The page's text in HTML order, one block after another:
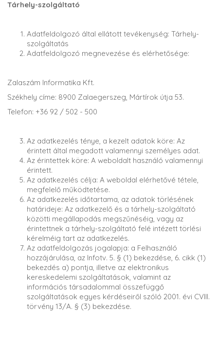
Tárhely-szolgáltató
Adatfeldolgozó által ellátott tevékenység: Tárhely-
szolgáltatás
Adatfeldolgozó megnevezése és elérhetősége:
Zalaszám Informatika Kft.
Székhely címe: 8900 Zalaegerszeg, Mártírok útja 53.
Telefon: +36 92 / 502 - 500
Az adatkezelés ténye, a kezelt adatok köre: Az
érintett által megadott valamennyi személyes adat.
Az érintettek köre: A weboldalt használó valamennyi
érintett.
Az adatkezelés célja: A weboldal elérhetővé tétele,
megfelelő működtetése.
Az adatkezelés időtartama, az adatok törlésének
határideje: Az adatkezelő és a tárhely-szolgáltató
közötti megállapodás megszűnéséig, vagy az
érintettnek a tárhely-szolgáltató felé intézett törlési
kérelméig tart az adatkezelés.
Az adatfeldolgozás jogalapja: a Felhasználó
hozzájárulása, az Infotv. 5. § (1) bekezdése, 6. cikk (1)
bekezdés a) pontja, illetve az elektronikus
kereskedelemi szolgáltatások, valamint az
információs társadalommal összefüggő
szolgáltatások egyes kérdéseiről szóló 2001. évi CVIII.
törvény 13/A. § (3) bekezdése.